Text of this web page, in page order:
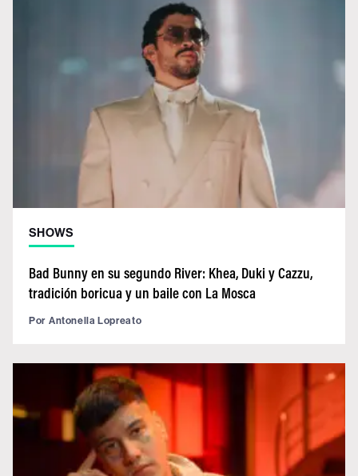
SHOWS
Bad Bunny en su segundo River: Khea, Duki y Cazzu,
tradición boricua y un baile con La Mosca
Por Antonella Lopreato